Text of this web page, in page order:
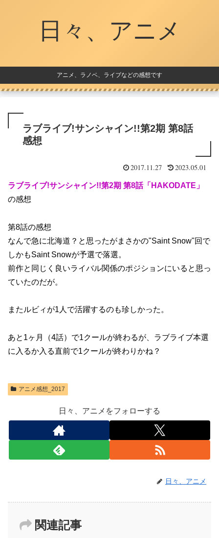
日々、アニメ
アニメ、ラノベ、ライブなどの感想です
ラブライブ!サンシャイン!!第2期 第8話
感想
2017.11.27 2023.05.01
ラブライブ!サンシャイン!!第2期 第8話「HAKODATE」
の感想
第8話の感想
なんで急に北海道？と思ったがまさかの"Saint Snow"回で
しかもSaint Snowが予選で落選。
前作と同じく良いライバル関係のポジションにいると思っ
ていたのだが。
またルビィが1人で活躍するのも珍しかった。
あと1ヶ月（4話）で1クールが終わるが、ラブライブ本選
に入るか入る直前で1クールが終わりかね？
アニメ感想_2017
日々、アニメをフォローする
日々、アニメ
関連記事